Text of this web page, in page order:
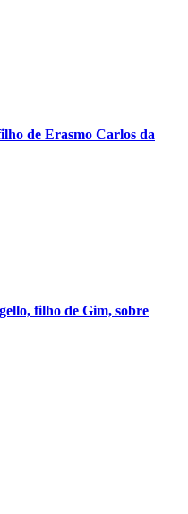
de Erasmo Carlos da
filho de Gim, sobre